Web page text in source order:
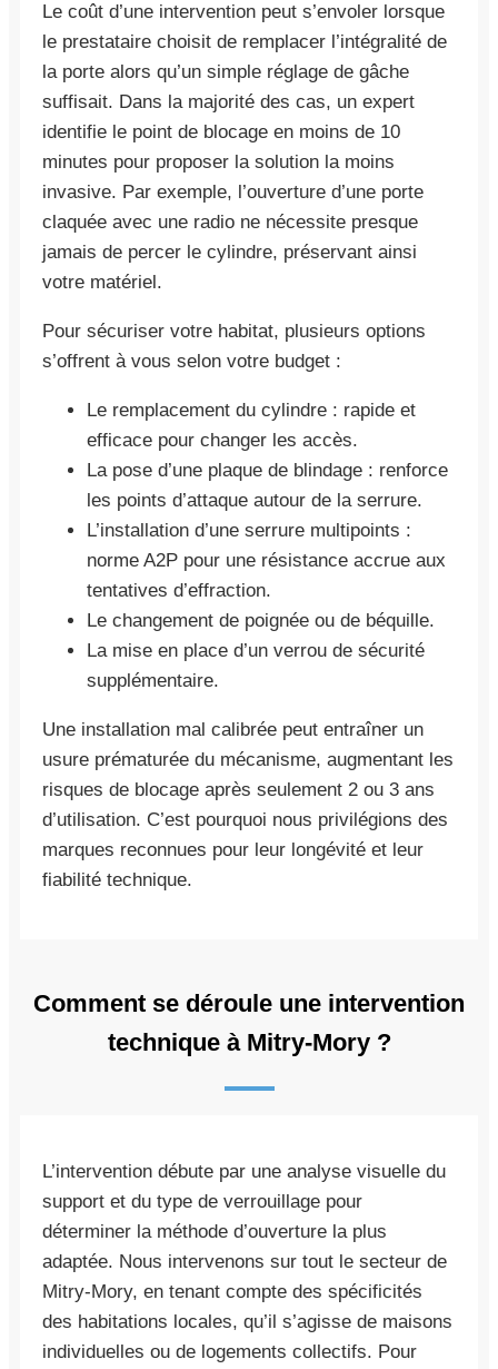
Le coût d’une intervention peut s’envoler lorsque
le prestataire choisit de remplacer l’intégralité de
la porte alors qu’un simple réglage de gâche
suffisait. Dans la majorité des cas, un expert
identifie le point de blocage en moins de 10
minutes pour proposer la solution la moins
invasive. Par exemple, l’ouverture d’une porte
claquée avec une radio ne nécessite presque
jamais de percer le cylindre, préservant ainsi
votre matériel.
Pour sécuriser votre habitat, plusieurs options
s’offrent à vous selon votre budget :
Le remplacement du cylindre : rapide et
efficace pour changer les accès.
La pose d’une plaque de blindage : renforce
les points d’attaque autour de la serrure.
L’installation d’une serrure multipoints :
norme A2P pour une résistance accrue aux
tentatives d’effraction.
Le changement de poignée ou de béquille.
La mise en place d’un verrou de sécurité
supplémentaire.
Une installation mal calibrée peut entraîner un
usure prématurée du mécanisme, augmentant les
risques de blocage après seulement 2 ou 3 ans
d’utilisation. C’est pourquoi nous privilégions des
marques reconnues pour leur longévité et leur
fiabilité technique.
Comment se déroule une intervention
technique à Mitry-Mory ?
L’intervention débute par une analyse visuelle du
support et du type de verrouillage pour
déterminer la méthode d’ouverture la plus
adaptée. Nous intervenons sur tout le secteur de
Mitry-Mory, en tenant compte des spécificités
des habitations locales, qu’il s’agisse de maisons
individuelles ou de logements collectifs. Pour